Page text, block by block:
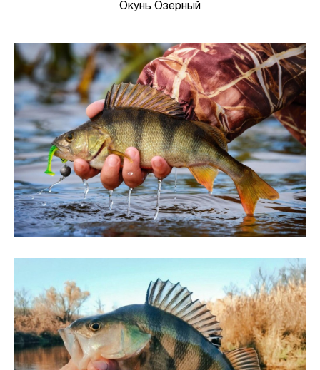
Окунь Озерный